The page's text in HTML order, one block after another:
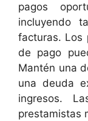
pagos
incluyendo
facturas. Los
de pago
Mantén una
una deuda
ingresos.
prestamistas